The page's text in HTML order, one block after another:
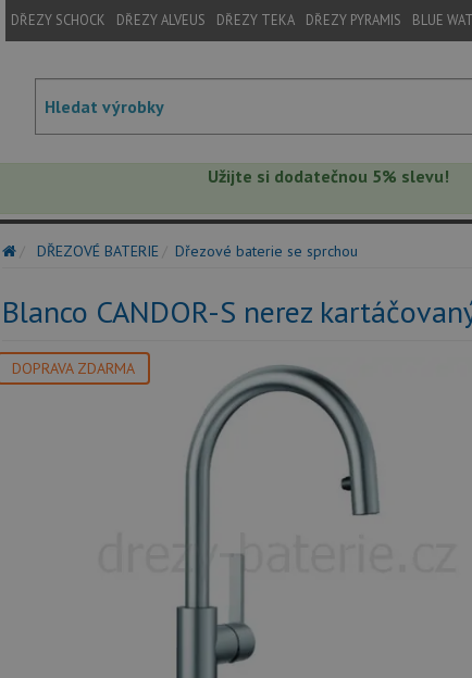
DŘEZY SCHOCK DŘEZY ALVEUS DŘEZY TEKA DŘEZY PYRAMIS BLUE
Užijte si dodatečnou 5% slevu!
DŘEZOVÉ BATERIE Dřezové baterie se sprchou
Blanco CANDOR-S nerez
DOPRAVA ZDARMA